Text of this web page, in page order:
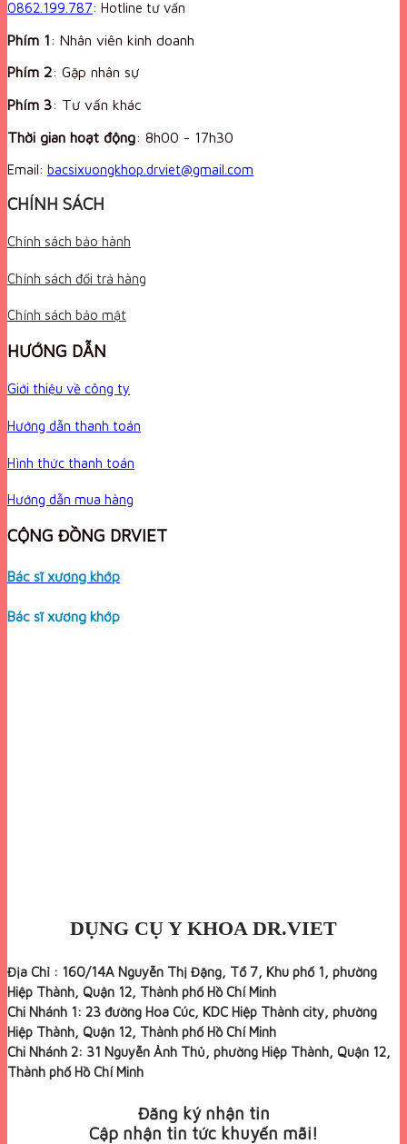
0862.199.787: Hotline tư vấn
Phím 1: Nhân viên kinh doanh
Phím 2: Gặp nhân sự
Phím 3: Tư vấn khác
Thời gian hoạt động: 8h00 - 17h30
Email: bacsixuongkhop.drviet@gmail.com
CHÍNH SÁCH
Chính sách bảo hành
Chính sách đổi trả hàng
Chính sách bảo mật
HƯỚNG DẪN
Giới thiệu về công ty
Hướng dẫn thanh toán
Hình thức thanh toán
Hướng dẫn mua hàng
CỘNG ĐỒNG DRVIET
Bác sĩ xương khớp
Bác sĩ xương khớp
DỤNG CỤ Y KHOA DR.VIET
Địa Chỉ : 160/14A Nguyễn Thị Đặng, Tổ 7, Khu phố 1, phường
Hiệp Thành, Quận 12, Thành phố Hồ Chí Minh
Chi Nhánh 1: 23 đường Hoa Cúc, KDC Hiệp Thành city, phường
Hiệp Thành, Quận 12, Thành phố Hồ Chí Minh
Chi Nhánh 2: 31 Nguyễn Ảnh Thủ, phường Hiệp Thành, Quận 12,
Thành phố Hồ Chí Minh
Đăng ký nhận tin
Cập nhận tin tức khuyến mãi!